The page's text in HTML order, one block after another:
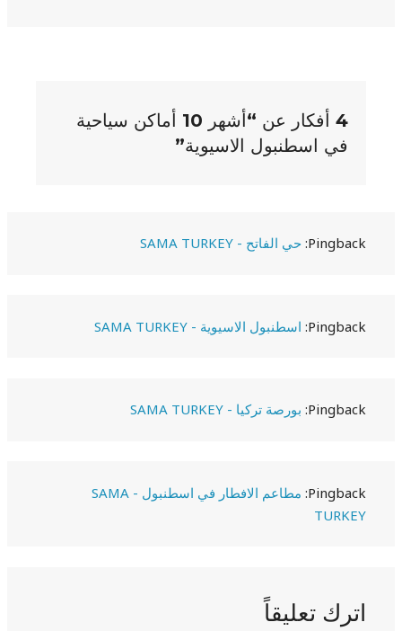
4 أفكار عن “أشهر 10 أماكن سياحية
في اسطنبول الاسيوية”
Pingback: حي الفاتح - SAMA TURKEY
Pingback: اسطنبول الاسيوية - SAMA TURKEY
Pingback: بورصة تركيا - SAMA TURKEY
Pingback:
مطاعم الافطار في اسطنبول - SAMA
TURKEY
اترك تعليقاً